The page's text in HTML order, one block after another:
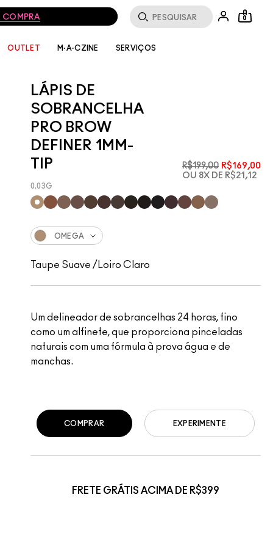
COMPRA 0
OUTLET M·A·CZINE SERVIÇOS
LÁPIS DE
SOBRANCELHA
PRO BROW
DEFINER 1MM-
TIP
R$199,00 R$169,00
OU 8X DE R$21,12
0.03G
Um delineador de sobrancelhas 24 horas, fino
como um alfinete, que proporciona pinceladas
naturais com uma fórmula à prova água e de
manchas.
OMEGA
Taupe Suave /Loiro Claro
EXPERIMENTE
COMPRAR
FRETE GRÁTIS ACIMA DE R$399